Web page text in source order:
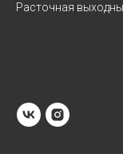
Расточная